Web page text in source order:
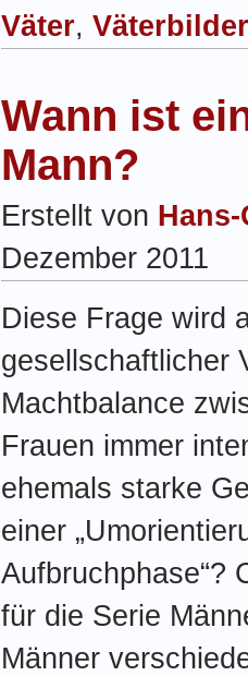
Väter, Väterbilder
Wann ist
Mann?
Erstellt von
Dezember 2011
Diese Frage wird
gesellschaftlicher
Machtbalance
Frauen immer
ehemals starke
einer
Aufbruchphase“?
für die Serie
Männer